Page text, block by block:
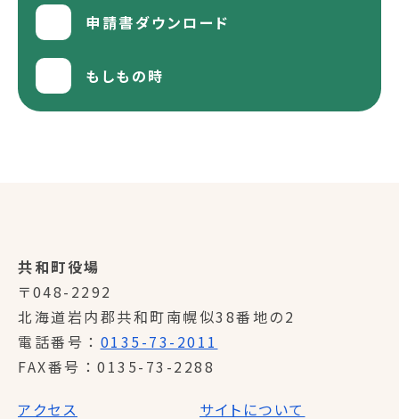
申請書ダウンロード
もしもの時
共和町役場
〒048-2292
北海道岩内郡共和町南幌似38番地の2
電話番号
0135-73-2011
FAX番号
0135-73-2288
アクセス
サイトについて